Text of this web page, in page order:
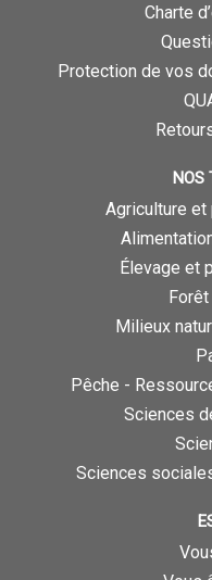
Charte
Protection de vos
NOS
Agriculture
Élevage et
Milieux
Pêche -
Sciences
Sciences